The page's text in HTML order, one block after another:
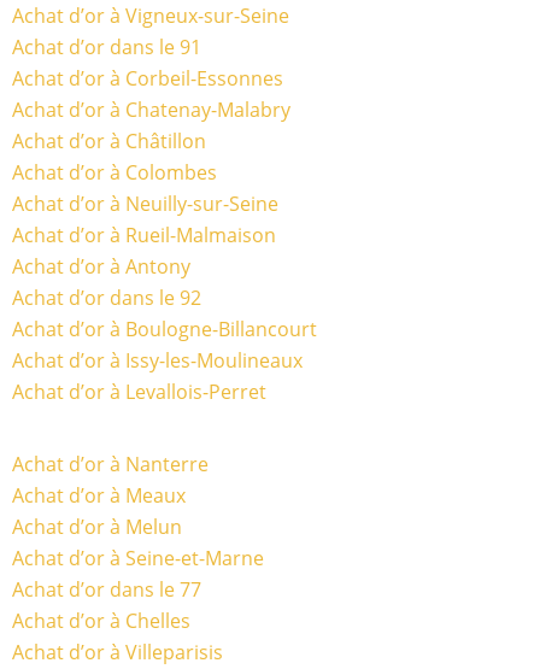
Achat d’or à Vigneux-sur-Seine
Achat d’or dans le 91
Achat d’or à Corbeil-Essonnes
Achat d’or à Chatenay-Malabry
Achat d’or à Châtillon
Achat d’or à Colombes
Achat d’or à Neuilly-sur-Seine
Achat d’or à Rueil-Malmaison
Achat d’or à Antony
Achat d’or dans le 92
Achat d’or à Boulogne-Billancourt
Achat d’or à Issy-les-Moulineaux
Achat d’or à Levallois-Perret
Achat d’or à Nanterre
Achat d’or à Meaux
Achat d’or à Melun
Achat d’or à Seine-et-Marne
Achat d’or dans le 77
Achat d’or à Chelles
Achat d’or à Villeparisis